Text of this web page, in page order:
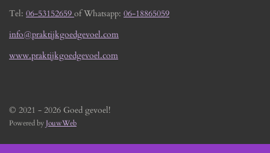
Tel: 06-53152659 of Whatsapp: 06-18865059
info@praktijkgoedgevoel.com
www.praktijkgoedgevoel.com
© 2021 - 2026 Goed gevoel!
Powered byJouwWeb